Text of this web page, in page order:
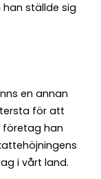
ställde sig
en annan
för att
företag han
i vårt land.